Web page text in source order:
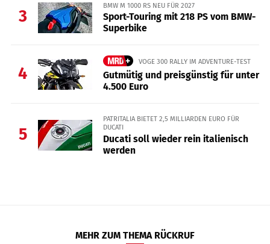
3
BMW M 1000 RS NEU FÜR 2027
Sport-Touring mit 218 PS vom BMW-
Superbike
4
VOGE 300 RALLY IM ADVENTURE-TEST
Gutmütig und preisgünstig für unter
4.500 Euro
5
PATRITALIA BIETET 2,5 MILLIARDEN EURO FÜR
DUCATI
Ducati soll wieder rein italienisch
werden
MEHR ZUM THEMA RÜCKRUF